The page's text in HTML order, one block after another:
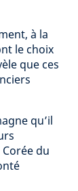
à la
le choix
que ces
qu’il
du